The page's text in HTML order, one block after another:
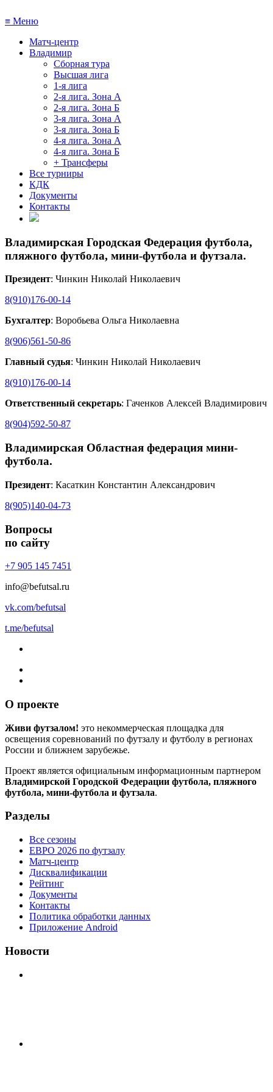
≡ Меню
Матч-центр
Владимир
Сборная тура
Высшая лига
1-я лига
2-я лига. Зона А
2-я лига. Зона Б
3-я лига. Зона А
3-я лига. Зона Б
4-я лига. Зона А
4-я лига. Зона Б
+ Трансферы
Все турниры
КДК
Документы
Контакты
Владимирская Городская Федерация футбола,
пляжного футбола, мини-футбола и футзала.
Президент: Чинкин Николай Николаевич
8(910)176-00-14
Бухгалтер: Воробьева Ольга Николаевна
8(906)561-50-86
Главный судья: Чинкин Николай Николаевич
8(910)176-00-14
Ответственный секретарь: Гаченков Алексей Владимирович
8(904)592-50-87
Владимирская Областная федерация мини-
футбола.
Президент: Касаткин Константин Александрович
8(905)140-04-73
Вопросы
по сайту
+7 905 145 7451
info@befutsal.ru
vk.com/befutsal
t.me/befutsal
О проекте
Живи футзалом! это некоммерческая площадка для
освещения соревнований по футзалу и футболу в регионах
России и ближнем зарубежье.
Проект является официальным информационным партнером
Владимирской Городской Федерации футбола, пляжного
футбола, мини-футбола и футзала.
Разделы
Все сезоны
ЕВРО 2026 по футзалу
Матч-центр
Дисквалификации
Рейтинг
Документы
Контакты
Политика обработки данных
Приложение Android
Новости